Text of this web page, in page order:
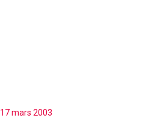
17 mars 2003